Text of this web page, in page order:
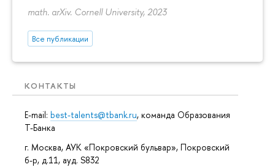
math. arXiv. Cornell University, 2023
Все публикации
КОНТАКТЫ
E-mail: best-talents@tbank.ru, команда Образования
Т-Банка
г. Москва, АУК «Покровский бульвар», Покровский
б-р, д.11, ауд. S832